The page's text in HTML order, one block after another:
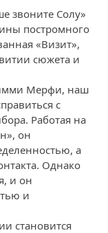
звоните Солу»
постромного
«Визит»,
сюжета и
Мерфи, наш
с
Работая на
он
а
Однако
и он
и
становится